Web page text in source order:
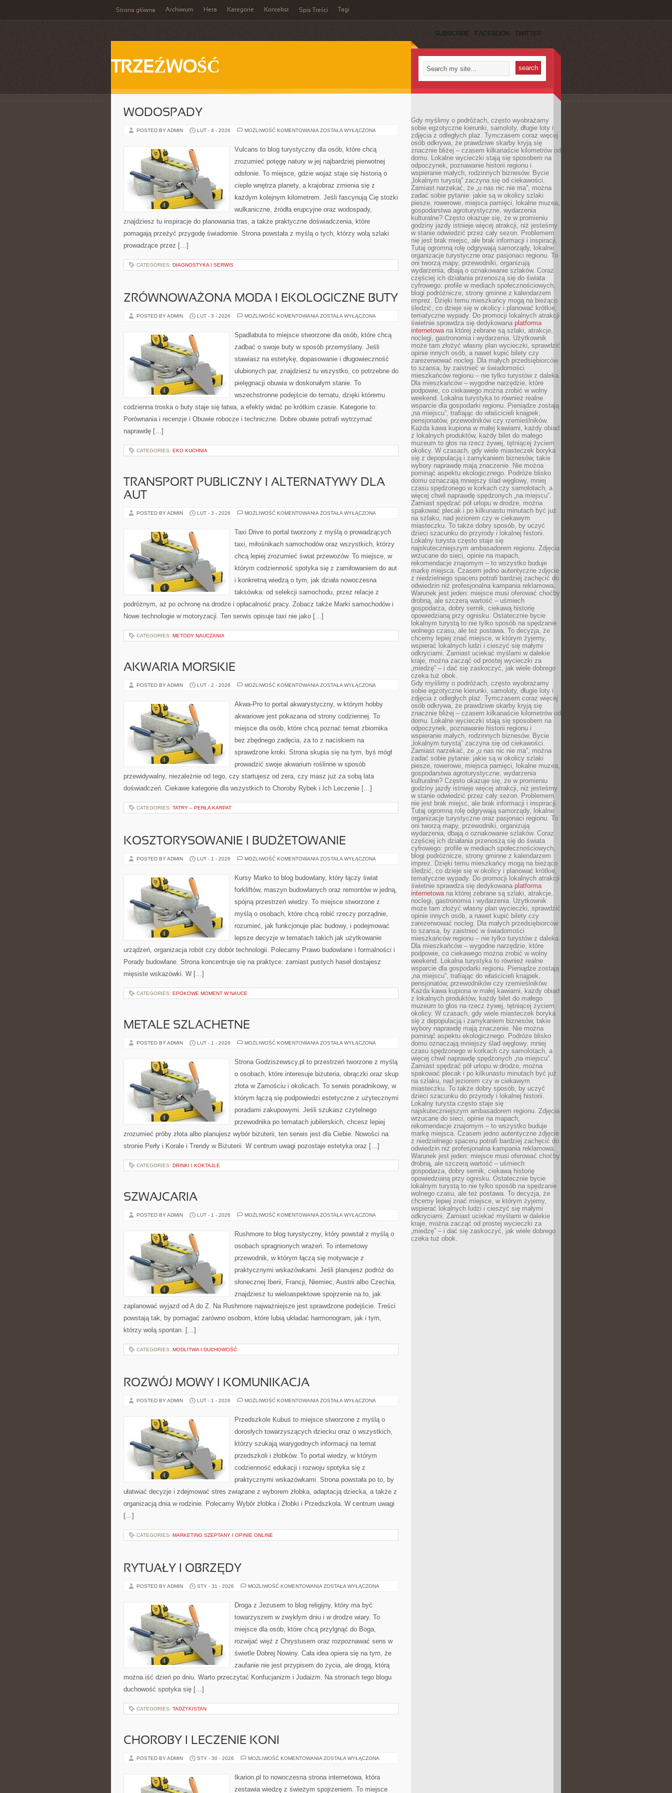
Strona główna Archiwum Hera Kategorie Kontekst Spis Treści Tagi
SUBSCRIBE FACEBOOK TWITTER
TRZEŹWOŚĆ
WODOSPADY
POSTED BY ADMIN LUT - 4 - 2026 MOŻLIWOŚĆ KOMENTOWANIA WODOSPADY
ZOSTAŁA WYŁĄCZONA
Vulcans to blog turystyczny dla osób, które chcą
zrozumieć potęgę natury w jej najbardziej pierwotnej
odsłonie. To miejsce, gdzie wojaż staje się historią o
cieple wnętrza planety, a krajobraz zmienia się z
każdym kolejnym kilometrem. Jeśli fascynują Cię stożki
wulkaniczne, źródła erupcyjne oraz wodospady,
znajdziesz tu inspiracje do planowania tras, a także praktyczne doświadczenia, które
pomagają przeżyć przygodę świadomie. Strona powstała z myślą o tych, którzy wolą szlaki
prowadzące przez […]
CATEGORIES: DIAGNOSTYKA I SERWIS
ZRÓWNOWAŻONA MODA I EKOLOGICZNE BUTY
POSTED BY ADMIN LUT - 3 - 2026 MOŻLIWOŚĆ KOMENTOWANIA ZRÓWNOWAŻONA
EKOLOGICZNE
BUTY
ZOSTAŁA WYŁĄCZONA
Spadlabuta to miejsce stworzone dla osób, które chcą
zadbać o swoje buty w sposób przemyślany. Jeśli
stawiasz na estetykę, dopasowanie i długowieczność
ulubionych par, znajdziesz tu wszystko, co potrzebne do
pielęgnacji obuwia w doskonałym stanie. To
wszechstronne podejście do tematu, dzięki któremu
codzienna troska o buty staje się łatwa, a efekty widać po krótkim czasie. Kategorie to:
Porównania i recenzje i Obuwie robocze i techniczne. Dobre obuwie potrafi wytrzymać
naprawdę […]
CATEGORIES: EKO KUCHNIA
TRANSPORT PUBLICZNY I ALTERNATYWY DLA
AUT
POSTED BY ADMIN LUT - 3 - 2026 MOŻLIWOŚĆ KOMENTOWANIA TRANSPORT
ALTERNATYWY
DLA
ZOSTAŁA WYŁĄCZONA
Taxi Drive to portal tworzony z myślą o prowadzących
taxi, miłośnikach samochodów oraz wszystkich, którzy
chcą lepiej zrozumieć świat przewozów. To miejsce, w
którym codzienność spotyka się z zamiłowaniem do aut
i konkretną wiedzą o tym, jak działa nowoczesna
taksówka: od selekcji samochodu, przez relacje z
podróżnym, aż po ochronę na drodze i opłacalność pracy. Zobacz także Marki samochodów i
Nowe technologie w motoryzacji. Ten serwis opisuje taxi nie jako […]
CATEGORIES: METODY NAUCZANIA
AKWARIA MORSKIE
POSTED BY ADMIN LUT - 2 - 2026 MOŻLIWOŚĆ KOMENTOWANIA AKWARIA
ZOSTAŁA WYŁĄCZONA
Akwa-Pro to portal akwarystyczny, w którym hobby
akwariowe jest pokazana od strony codziennej. To
miejsce dla osób, które chcą poznać temat zbiornika
bez zbędnego zadęcia, za to z naciskiem na
sprawdzone kroki. Strona skupia się na tym, byś mógł
prowadzić swoje akwarium roślinne w sposób
przewidywalny, niezależnie od tego, czy startujesz od zera, czy masz już za sobą lata
doświadczeń. Ciekawe kategorie dla wszystkich to Choroby Rybek i Ich Leczenie […]
CATEGORIES: TATRY – PERŁA KARPAT
KOSZTORYSOWANIE I BUDŻETOWANIE
POSTED BY ADMIN LUT - 1 - 2026 MOŻLIWOŚĆ KOMENTOWANIA KOSZTORYSOWANIE
ZOSTAŁA WYŁĄCZONA
Kursy Marko to blog budowlany, który łączy świat
forkliftów, maszyn budowlanych oraz remontów w jedną,
spójną przestrzeń wiedzy. To miejsce stworzone z
myślą o osobach, które chcą robić rzeczy porządnie,
rozumieć, jak funkcjonuje plac budowy, i podejmować
lepsze decyzje w tematach takich jak użytkowanie
urządzeń, organizacja robót czy dobór technologii. Polecamy Prawo budowlane i formalności i
Porady budowlane. Strona koncentruje się na praktyce: zamiast pustych haseł dostajesz
mięsiste wskazówki. W […]
CATEGORIES: EPOKOWE MOMENT W NAUCE
METALE SZLACHETNE
POSTED BY ADMIN LUT - 1 - 2026 MOŻLIWOŚĆ KOMENTOWANIA METALE
ZOSTAŁA WYŁĄCZONA
Strona Godziszewscy.pl to przestrzeń tworzone z myślą
o osobach, które interesuje biżuteria, obrączki oraz skup
złota w Zamościu i okolicach. To serwis poradnikowy, w
którym łączą się podpowiedzi estetyczne z użytecznymi
poradami zakupowymi. Jeśli szukasz czytelnego
przewodnika po tematach jubilerskich, chcesz lepiej
zrozumieć próby złota albo planujesz wybór biżuterii, ten serwis jest dla Ciebie. Nowości na
stronie Perły i Korale i Trendy w Biżuterii. W centrum uwagi pozostaje estetyka oraz […]
CATEGORIES: DRINKI I KOKTAJLE
SZWAJCARIA
POSTED BY ADMIN LUT - 1 - 2026 MOŻLIWOŚĆ KOMENTOWANIA SZWAJCARIA
ZOSTAŁA WYŁĄCZONA
Rushmore to blog turystyczny, który powstał z myślą o
osobach spragnionych wrażeń. To internetowy
przewodnik, w którym łączą się motywacje z
praktycznymi wskazówkami. Jeśli planujesz podróż do
słonecznej Iberii, Francji, Niemiec, Austrii albo Czechia,
znajdziesz tu wieloaspektowe spojrzenie na to, jak
zaplanować wyjazd od A do Z. Na Rushmore najważniejsze jest sprawdzone podejście. Treści
powstają tak, by pomagać zarówno osobom, które lubią układać harmonogram, jak i tym,
którzy wolą spontan. […]
CATEGORIES: MODLITWA I DUCHOWOŚĆ
ROZWÓJ MOWY I KOMUNIKACJA
POSTED BY ADMIN LUT - 1 - 2026 MOŻLIWOŚĆ KOMENTOWANIA ROZWÓJ
KOMUNIKACJA
ZOSTAŁA WYŁĄCZONA
Przedszkole Kubuś to miejsce stworzone z myślą o
dorosłych towarzyszących dziecku oraz o wszystkich,
którzy szukają wiarygodnych informacji na temat
przedszkoli i żłobków. To portal wiedzy, w którym
codzienność edukacji i rozwoju spotyka się z
praktycznymi wskazówkami. Strona powstała po to, by
ułatwiać decyzje i zdejmować stres związane z wyborem żłobka, adaptacją dziecka, a także z
organizacją dnia w rodzinie. Polecamy Wybór żłobka i Żłobki i Przedszkola. W centrum uwagi
[…]
CATEGORIES: MARKETING SZEPTANY I OPINIE ONLINE
RYTUAŁY I OBRZĘDY
POSTED BY ADMIN STY - 31 - 2026 MOŻLIWOŚĆ KOMENTOWANIA RYTUAŁY
ZOSTAŁA WYŁĄCZONA
Droga z Jezusem to blog religijny, który ma być
towarzyszem w zwykłym dniu i w drodze wiary. To
miejsce dla osób, które chcą przylgnąć do Boga,
rozwijać więź z Chrystusem oraz rozpoznawać sens w
świetle Dobrej Nowiny. Cała idea opiera się na tym, że
zaufanie nie jest przypisem do życia, ale drogą, którą
można iść dzień po dniu. Warto przeczytać Konfucjanizm i Judaizm. Na stronach tego blogu
duchowość spotyka się […]
CATEGORIES: TADŻYKISTAN
CHOROBY I LECZENIE KONI
POSTED BY ADMIN STY - 30 - 2026 MOŻLIWOŚĆ KOMENTOWANIA CHOROBY
KONI
ZOSTAŁA WYŁĄCZONA
Ikarion.pl to nowoczesna strona internetowa, która
zestawia wiedzę z świeżym spojrzeniem. To miejsce
Gdy myślimy o podróżach, często wyobrażamy
sobie egzotyczne kierunki, samoloty, długie loty i
zdjęcia z odległych plaż. Tymczasem coraz więcej
osób odkrywa, że prawdziwe skarby kryją się
znacznie bliżej – czasem kilkanaście kilometrów od
domu. Lokalne wycieczki stają się sposobem na
odpoczynek, poznawanie historii regionu i
wspieranie małych, rodzinnych biznesów. Bycie
„lokalnym turystą” zaczyna się od ciekawości.
Zamiast narzekać, że „u nas nic nie ma”, można
zadać sobie pytanie: jakie są w okolicy szlaki
piesze, rowerowe, miejsca pamięci, lokalne muzea,
gospodarstwa agroturystyczne, wydarzenia
kulturalne? Często okazuje się, że w promieniu
godziny jazdy istnieje więcej atrakcji, niż jesteśmy
w stanie odwiedzić przez cały sezon. Problemem
nie jest brak miejsc, ale brak informacji i inspiracji.
Tutaj ogromną rolę odgrywają samorządy, lokalne
organizacje turystyczne oraz pasjonaci regionu. To
oni tworzą mapy, przewodniki, organizują
wydarzenia, dbają o oznakowanie szlaków. Coraz
częściej ich działania przenoszą się do świata
cyfrowego: profile w mediach społecznościowych,
blogi podróżnicze, strony gminne z kalendarzem
imprez. Dzięki temu mieszkańcy mogą na bieżąco
śledzić, co dzieje się w okolicy i planować krótkie,
tematyczne wypady. Do promocji lokalnych atrakcji
świetnie sprawdza się dedykowana platforma
internetowana której zebrane są szlaki, atrakcje,
noclegi, gastronomia i wydarzenia. Użytkownik
może tam złożyć własny plan wycieczki, sprawdzić
opinie innych osób, a nawet kupić bilety czy
zarezerwować nocleg. Dla małych przedsiębiorców
to szansa, by zaistnieć w świadomości
mieszkańców regionu – nie tylko turystów z daleka.
Dla mieszkańców – wygodne narzędzie, które
podpowie, co ciekawego można zrobić w wolny
weekend. Lokalna turystyka to również realne
wsparcie dla gospodarki regionu. Pieniądze zostają
„na miejscu”, trafiając do właścicieli knajpek,
pensjonatów, przewodników czy rzemieślników.
Każda kawa kupiona w małej kawiarni, każdy obiad
z lokalnych produktów, każdy bilet do małego
muzeum to głos na rzecz żywej, tętniącej życiem
okolicy. W czasach, gdy wiele miasteczek boryka
się z depopulacją i zamykaniem biznesów, takie
wybory naprawdę mają znaczenie. Nie można
pominąć aspektu ekologicznego. Podróże blisko
domu oznaczają mniejszy ślad węglowy, mniej
czasu spędzonego w korkach czy samolotach, a
więcej chwil naprawdę spędzonych „na miejscu”.
Zamiast spędzać pół urlopu w drodze, można
spakować plecak i po kilkunastu minutach być już
na szlaku, nad jeziorem czy w ciekawym
miasteczku. To także dobry sposób, by uczyć
dzieci szacunku do przyrody i lokalnej historii.
Lokalny turysta często staje się
najskuteczniejszym ambasadorem regionu. Zdjęcia
wrzucane do sieci, opinie na mapach,
rekomendacje znajomym – to wszystko buduje
markę miejsca. Czasem jedno autentyczne zdjęcie
z niedzielnego spaceru potrafi bardziej zachęcić do
odwiedzin niż profesjonalna kampania reklamowa.
Warunek jest jeden: miejsce musi oferować choćby
drobną, ale szczerą wartość – uśmiech
gospodarza, dobry sernik, ciekawą historię
opowiedzianą przy ognisku. Ostatecznie bycie
lokalnym turystą to nie tylko sposób na spędzanie
wolnego czasu, ale też postawa. To decyzja, że
chcemy lepiej znać miejsce, w którym żyjemy,
wspierać lokalnych ludzi i cieszyć się małymi
odkryciami. Zamiast uciekać myślami w dalekie
kraje, można zacząć od prostej wycieczki za
„miedzę” – i dać się zaskoczyć, jak wiele dobrego
czeka tuż obok.
Gdy myślimy o podróżach, często wyobrażamy
sobie egzotyczne kierunki, samoloty, długie loty i
zdjęcia z odległych plaż. Tymczasem coraz więcej
osób odkrywa, że prawdziwe skarby kryją się
znacznie bliżej – czasem kilkanaście kilometrów od
domu. Lokalne wycieczki stają się sposobem na
odpoczynek, poznawanie historii regionu i
wspieranie małych, rodzinnych biznesów. Bycie
„lokalnym turystą” zaczyna się od ciekawości.
Zamiast narzekać, że „u nas nic nie ma”, można
zadać sobie pytanie: jakie są w okolicy szlaki
piesze, rowerowe, miejsca pamięci, lokalne muzea,
gospodarstwa agroturystyczne, wydarzenia
kulturalne? Często okazuje się, że w promieniu
godziny jazdy istnieje więcej atrakcji, niż jesteśmy
w stanie odwiedzić przez cały sezon. Problemem
nie jest brak miejsc, ale brak informacji i inspiracji.
Tutaj ogromną rolę odgrywają samorządy, lokalne
organizacje turystyczne oraz pasjonaci regionu. To
oni tworzą mapy, przewodniki, organizują
wydarzenia, dbają o oznakowanie szlaków. Coraz
częściej ich działania przenoszą się do świata
cyfrowego: profile w mediach społecznościowych,
blogi podróżnicze, strony gminne z kalendarzem
imprez. Dzięki temu mieszkańcy mogą na bieżąco
śledzić, co dzieje się w okolicy i planować krótkie,
tematyczne wypady. Do promocji lokalnych atrakcji
świetnie sprawdza się dedykowana platforma
internetowana której zebrane są szlaki, atrakcje,
noclegi, gastronomia i wydarzenia. Użytkownik
może tam złożyć własny plan wycieczki, sprawdzić
opinie innych osób, a nawet kupić bilety czy
zarezerwować nocleg. Dla małych przedsiębiorców
to szansa, by zaistnieć w świadomości
mieszkańców regionu – nie tylko turystów z daleka.
Dla mieszkańców – wygodne narzędzie, które
podpowie, co ciekawego można zrobić w wolny
weekend. Lokalna turystyka to również realne
wsparcie dla gospodarki regionu. Pieniądze zostają
„na miejscu”, trafiając do właścicieli knajpek,
pensjonatów, przewodników czy rzemieślników.
Każda kawa kupiona w małej kawiarni, każdy obiad
z lokalnych produktów, każdy bilet do małego
muzeum to głos na rzecz żywej, tętniącej życiem
okolicy. W czasach, gdy wiele miasteczek boryka
się z depopulacją i zamykaniem biznesów, takie
wybory naprawdę mają znaczenie. Nie można
pominąć aspektu ekologicznego. Podróże blisko
domu oznaczają mniejszy ślad węglowy, mniej
czasu spędzonego w korkach czy samolotach, a
więcej chwil naprawdę spędzonych „na miejscu”.
Zamiast spędzać pół urlopu w drodze, można
spakować plecak i po kilkunastu minutach być już
na szlaku, nad jeziorem czy w ciekawym
miasteczku. To także dobry sposób, by uczyć
dzieci szacunku do przyrody i lokalnej historii.
Lokalny turysta często staje się
najskuteczniejszym ambasadorem regionu. Zdjęcia
wrzucane do sieci, opinie na mapach,
rekomendacje znajomym – to wszystko buduje
markę miejsca. Czasem jedno autentyczne zdjęcie
z niedzielnego spaceru potrafi bardziej zachęcić do
odwiedzin niż profesjonalna kampania reklamowa.
Warunek jest jeden: miejsce musi oferować choćby
drobną, ale szczerą wartość – uśmiech
gospodarza, dobry sernik, ciekawą historię
opowiedzianą przy ognisku. Ostatecznie bycie
lokalnym turystą to nie tylko sposób na spędzanie
wolnego czasu, ale też postawa. To decyzja, że
chcemy lepiej znać miejsce, w którym żyjemy,
wspierać lokalnych ludzi i cieszyć się małymi
odkryciami. Zamiast uciekać myślami w dalekie
kraje, można zacząć od prostej wycieczki za
„miedzę” – i dać się zaskoczyć, jak wiele dobrego
czeka tuż obok.